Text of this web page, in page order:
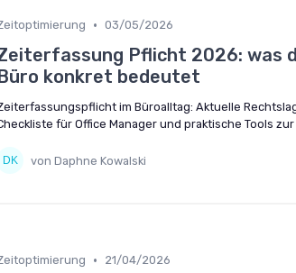
• 03/05/2026
Pflicht 2026: was
konkret bedeutet
im Büroalltag: Aktuelle
für Office Manager und praktische Tools
von Daphne Kowalski
• 21/04/2026